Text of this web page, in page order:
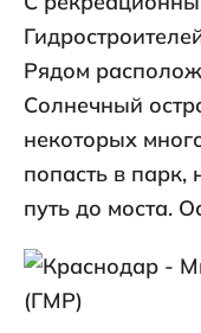
Рядом
Солнечный
некоторых
попасть в
путь до моста.